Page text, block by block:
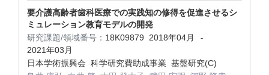
要介護高齢者歯科医療での実践知の修得を促進させるシ
ミュレーション教育モデルの開発
研究課題/領域番号： 18K09879 2018年04月 -
2021年03月
日本学術振興会 科学研究費助成事業 基盤研究(C)